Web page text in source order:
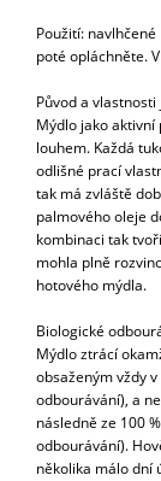
Použití:
poté opláchněte.
Původ a
Mýdlo jako
louhem. Každá
odlišné prací
tak má zvláště
palmového oleje
kombinaci tak
mohla plně
hotového mýdla.
Biologické
Mýdlo ztrácí
obsaženým vždy
odbourávání), a
následně ze 100
odbourávání).
několika málo dní